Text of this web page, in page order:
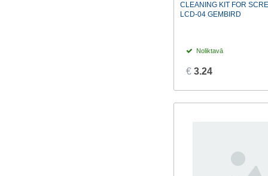
CLEANING KIT FOR
LCD-04 GEMBIRD
Noliktavā
€ 3.24